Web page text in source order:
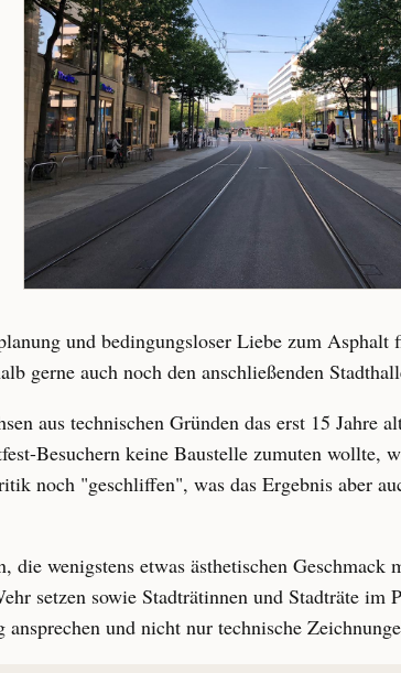
und bedingungsloser Liebe zum
gerne auch noch den anschließenden
aus technischen Gründen das erst 15 Jahre
Besuchern keine Baustelle zumuten wollte,
noch "geschliffen", was das Ergebnis aber
wenigstens etwas ästhetischen
setzen sowie Stadträtinnen und Stadträte im
und nicht nur technische